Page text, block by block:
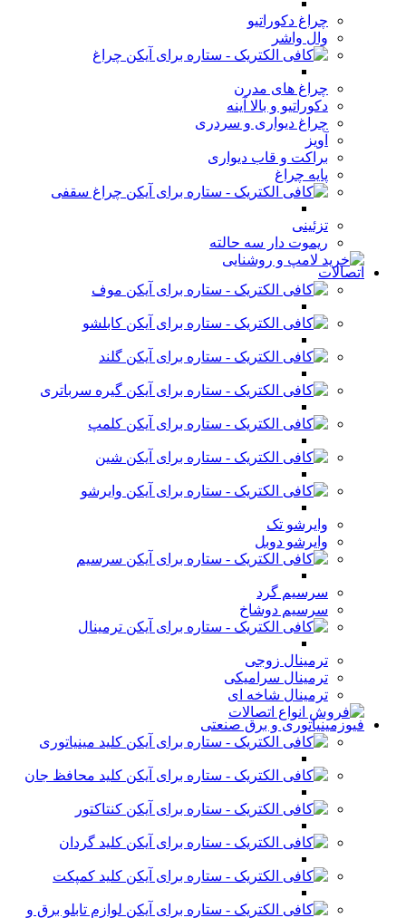
چراغ دکوراتیو
وال واشر
چراغ
چراغ های مدرن
دکوراتیو و بالا آینه
چراغ دیواری و سردری
آویز
براکت و قاب دیواری
پایه چراغ
چراغ سقفی
تزئینی
ریموت دار سه حالته
اتصالات
موف
کابلشو
گلند
گیره سرباتری
کلمپ
شین
وایرشو
وایرشو تک
وایرشو دوبل
سرسیم
سرسیم گرد
سرسیم دوشاخ
ترمینال
ترمینال زوجی
ترمینال سرامیکی
ترمینال شاخه ای
فیوزمینیاتوری و برق صنعتی
کلید مینیاتوری
کلید محافظ جان
کنتاکتور
کلید گردان
کلید کمپکت
لوازم تابلو برق و